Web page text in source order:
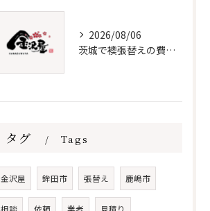
2026/08/06
茨城で襖張替えの費用と時期を解説
タグ Tags
金沢屋 鉾田市 張替え 鹿嶋市